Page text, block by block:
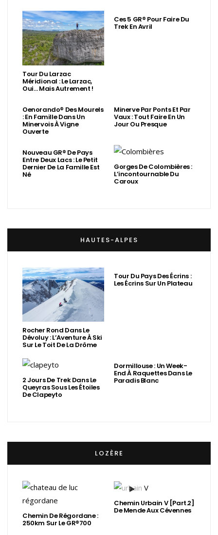
Tour Du Larzac
Méridional : Le Larzac,
Oui… Mais Autrement !
Ces 5 GR® Pour Faire Du
Trek En Avril
Oenorando® Des Mourels
: En Famille Dans Un
Minervois À Vigne
Ouverte
Minerve Par Ponts Et Par
Vaux : Tout Faire En Un
Jour Ou Presque
Nouveau GR® De Pays
Entre Deux Lacs : Le Petit
Dernier De La Famille Est
Né
Gorges De Colombières :
L’incontournable Du
Caroux
HAUTES-ALPES
Rocher Rond Dans Le
Dévoluy : L’Aventure À Ski
Sur Le Toit De La Drôme
Tour Du Pays Des Écrins :
Les Écrins Sur Un Plateau
2 Jours De Trek Dans Le
Queyras Sous Les Étoiles
De Clapeyto
Dormillouse : Un Week-
End À Raquettes Dans Le
Paradis Blanc
LOZÈRE
Chemin De Régordane :
250km Sur Le GR®700
Chemin Urbain V [Part.2]
De Mende Aux Cévennes